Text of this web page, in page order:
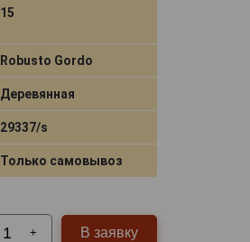
15
Robusto Gordo
Деревянная
29337/s
Только самовывоз
+ В заявку